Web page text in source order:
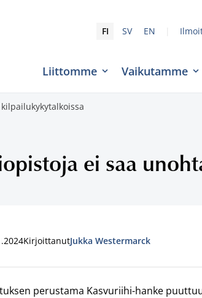
FI SV EN
Liittomme Vaikutamme
ei saa
KirjoittanutJukka Westermarck
perustama Kasvuriihi-hanke